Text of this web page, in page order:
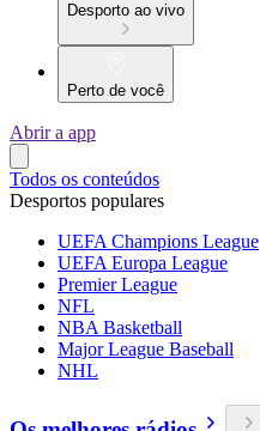
Desporto ao vivo
Perto de você
Abrir a app
Todos os conteúdos
Desportos populares
UEFA Champions League
UEFA Europa League
Premier League
NFL
NBA Basketball
Major League Baseball
NHL